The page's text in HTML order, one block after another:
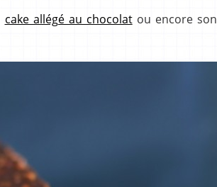
cake allégé au chocolatou encore son